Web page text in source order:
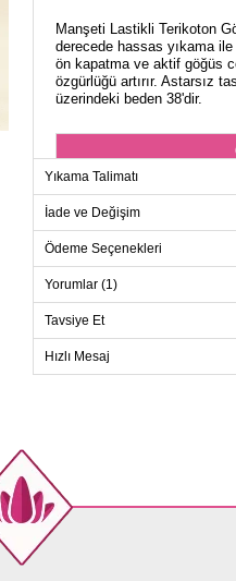
Manşeti Lastikli Terikoton
derecede hassas yıkama
ön kapatma ve aktif göğüs
özgürlüğü artırır. Astarsız
üzerindeki beden 38'dir.
42
Yıkama Talimatı
İade ve Değişim
Ödeme Seçenekleri
Yorumlar (1)
Tavsiye Et
Hızlı Mesaj